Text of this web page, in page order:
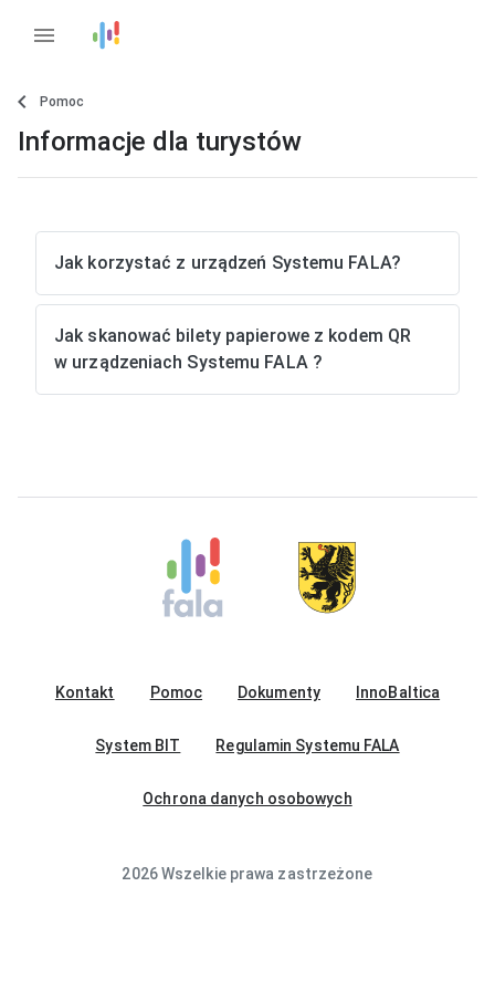
menu
Pomoc
Informacje dla turystów
Jak korzystać z urządzeń Systemu FALA?
Jak skanować bilety papierowe z kodem QR
w urządzeniach Systemu FALA ?
Kontakt Pomoc Dokumenty InnoBaltica
System BIT Regulamin Systemu FALA
Ochrona danych osobowych
2026 Wszelkie prawa zastrzeżone